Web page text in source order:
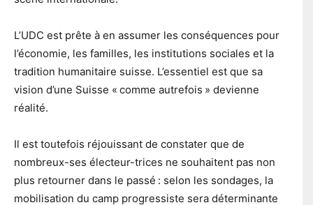
L’UDC est prête à en assumer les conséquences pour
l’économie, les familles, les institutions sociales et la
tradition humanitaire suisse. L’essentiel est que sa
vision d’une Suisse « comme autrefois » devienne
réalité.
Il est toutefois réjouissant de constater que de
nombreux-ses électeur-trices ne souhaitent pas non
plus retourner dans le passé : selon les sondages, la
mobilisation du camp progressiste sera déterminante